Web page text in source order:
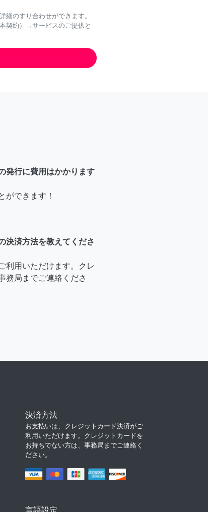
細のすり合わせができます。
契約）→サービスのご提供と
発行に費用はかかります
ができます！
決済方法を教えてくださ
利用いただけます。クレ
務局までご連絡くださ
決済方法
お支払いは、クレジットカード決済がご
利用いただけます。クレジットカードを
お持ちでない方は、事務局までご連絡く
ださい。
言語設定